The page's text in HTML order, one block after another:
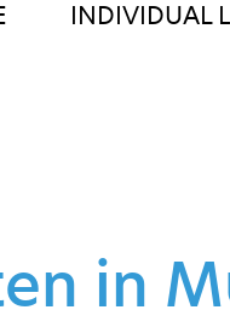
INDIVIDUAL
in